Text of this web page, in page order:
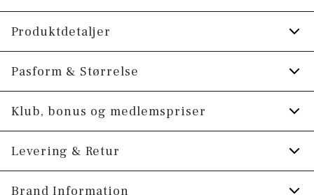
Produktdetaljer
Anti-bakterielt behandlet mod lugt og
bakterier.
Fremstillet i 100% bomuld.
Manchetten har to knapper til at justere
størrelsen.
Skjorten er strygefri.
Pasform & Størrelse
Fit:Modern fit
bevægelsesfrihed
Model:Modellen er iført en størrelse M.,
Klub, bonus og medlemspriser
Tilmeld dig Klub Tøjeksperten helt gratis.
Spar 10% på din første ordre *
Levering & Retur
1-2 hverdage.
Brand Information